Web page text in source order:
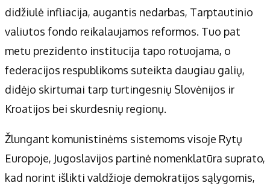
didžiulė infliacija, augantis nedarbas, Tarptautinio
valiutos fondo reikalaujamos reformos. Tuo pat
metu prezidento institucija tapo rotuojama, o
federacijos respublikoms suteikta daugiau galių,
didėjo skirtumai tarp turtingesnių Slovėnijos ir
Kroatijos bei skurdesnių regionų.
Žlungant komunistinėms sistemoms visoje Rytų
Europoje, Jugoslavijos partinė nomenklatūra suprato,
kad norint išlikti valdžioje demokratijos sąlygomis,